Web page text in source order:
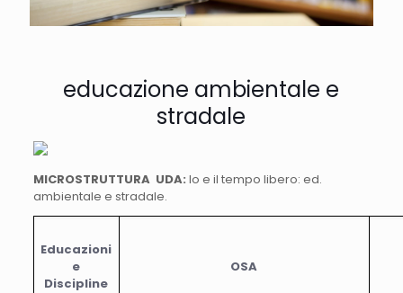
educazione ambientale e
stradale
MICROSTRUTTURA UDA: Io e il tempo libero: ed.
ambientale e stradale.
Educazioni
e
Discipline
OSA